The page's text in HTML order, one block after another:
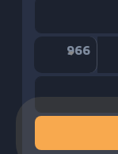
966